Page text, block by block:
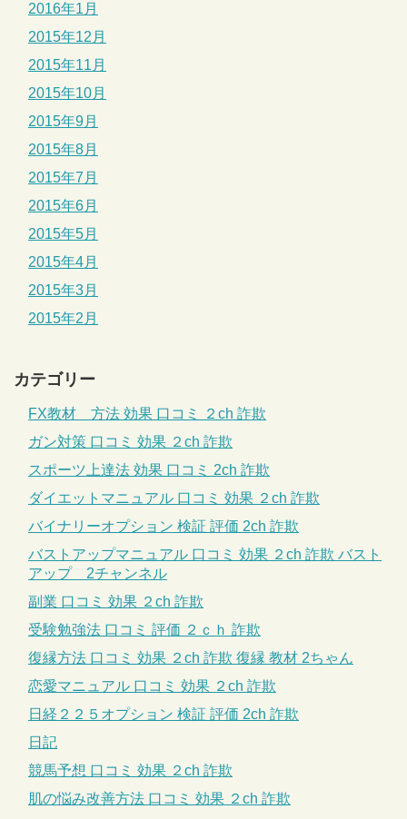
2016年1月
2015年12月
2015年11月
2015年10月
2015年9月
2015年8月
2015年7月
2015年6月
2015年5月
2015年4月
2015年3月
2015年2月
カテゴリー
FX教材 方法 効果 口コミ ２ch 詐欺
ガン対策 口コミ 効果 ２ch 詐欺
スポーツ上達法 効果 口コミ 2ch 詐欺
ダイエットマニュアル 口コミ 効果 ２ch 詐欺
バイナリーオプション 検証 評価 2ch 詐欺
バストアップマニュアル 口コミ 効果 ２ch 詐欺 バスト
アップ 2チャンネル
副業 口コミ 効果 ２ch 詐欺
受験勉強法 口コミ 評価 ２ｃｈ 詐欺
復縁方法 口コミ 効果 ２ch 詐欺 復縁 教材 2ちゃん
恋愛マニュアル 口コミ 効果 ２ch 詐欺
日経２２５オプション 検証 評価 2ch 詐欺
日記
競馬予想 口コミ 効果 ２ch 詐欺
肌の悩み改善方法 口コミ 効果 ２ch 詐欺